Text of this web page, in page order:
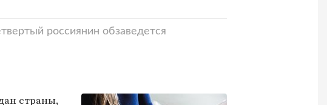
россиянин обзаведется
страны,